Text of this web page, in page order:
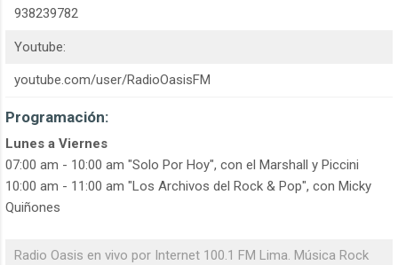
938239782
Youtube:
youtube.com/user/RadioOasisFM
Programación:
Lunes a Viernes
07:00 am - 10:00 am "Solo Por Hoy", con el Marshall y Piccini
10:00 am - 11:00 am "Los Archivos del Rock & Pop", con Micky
Quiñones
Radio Oasis en vivo por Internet 100.1 FM Lima. Música Rock